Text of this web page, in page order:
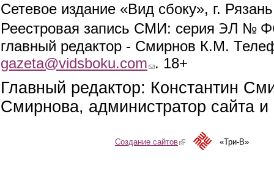
Сетевое издание «Вид сбоку», г.
Реестровая запись СМИ: серия ЭЛ №
главный редактор - Смирнов К.М.
gazeta@vidsboku.com (link sends e-mail)
. 18+
Главный редактор: Константин
Смирнова, администратор сайта
Создание сайтов(link is external)«Три-В»